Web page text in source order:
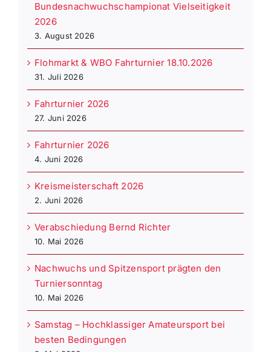
Bundesnachwuchschampionat Vielseitigkeit
2026
3. August 2026
Flohmarkt & WBO Fahrturnier 18.10.2026
31. Juli 2026
Fahrturnier 2026
27. Juni 2026
Fahrturnier 2026
4. Juni 2026
Kreismeisterschaft 2026
2. Juni 2026
Verabschiedung Bernd Richter
10. Mai 2026
Nachwuchs und Spitzensport prägten den
Turniersonntag
10. Mai 2026
Samstag – Hochklassiger Amateursport bei
besten Bedingungen